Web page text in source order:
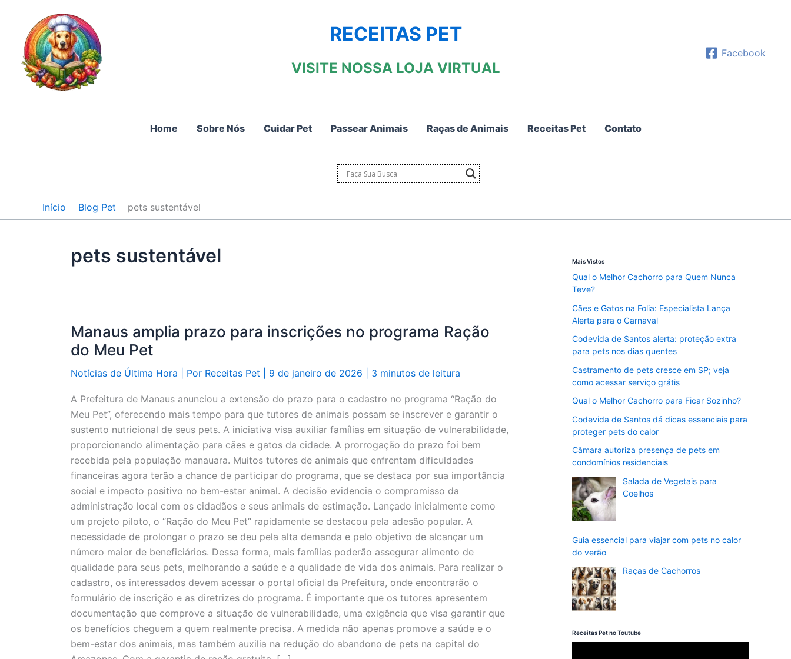
conteúdo
RECEITAS PET
VISITE NOSSA LOJA VIRTUAL
Facebook
Home Sobre Nós Cuidar Pet Passear Animais Raças de Animais Receitas Pet Contato
Início Blog Pet pets sustentável
pets sustentável
Manaus amplia prazo para inscrições no programa Ração
do Meu Pet
Notícias de Última Hora | Por Receitas Pet 9 de janeiro de 2026 3 minutos de leitura
A Prefeitura de Manaus anunciou a extensão do prazo para o cadastro no programa “Ração do
Meu Pet”, oferecendo mais tempo para que tutores de animais possam se inscrever e garantir o
sustento nutricional de seus pets. A iniciativa visa auxiliar famílias em situação de vulnerabilidade,
proporcionando alimentação para cães e gatos da cidade. A prorrogação do prazo foi bem
recebida pela população manauara. Muitos tutores de animais que enfrentam dificuldades
financeiras agora terão a chance de participar do programa, que se destaca por sua importância
social e impacto positivo no bem-estar animal. A decisão evidencia o compromisso da
administração local com os cidadãos e seus animais de estimação. Lançado inicialmente como
um projeto piloto, o “Ração do Meu Pet” rapidamente se destacou pela adesão popular. A
necessidade de prolongar o prazo se deu pela alta demanda e pelo objetivo de alcançar um
número maior de beneficiários. Dessa forma, mais famílias poderão assegurar alimento de
qualidade para seus pets, melhorando a saúde e a qualidade de vida dos animais. Para realizar o
cadastro, os interessados devem acessar o portal oficial da Prefeitura, onde encontrarão o
formulário de inscrição e as diretrizes do programa. É importante que os tutores apresentem
documentação que comprove a situação de vulnerabilidade, uma exigência que visa garantir que
os benefícios cheguem a quem realmente precisa. A medida não apenas promove a saúde e o
bem-estar dos animais, mas também auxilia na redução do abandono de pets na capital do
Mais Vistos
Qual o Melhor Cachorro para Quem Nunca
Teve?
Cães e Gatos na Folia: Especialista Lança
Alerta para o Carnaval
Codevida de Santos alerta: proteção extra
para pets nos dias quentes
Castramento de pets cresce em SP; veja
como acessar serviço grátis
Qual o Melhor Cachorro para Ficar Sozinho?
Codevida de Santos dá dicas essenciais para
proteger pets do calor
Câmara autoriza presença de pets em
condomínios residenciais
Salada de Vegetais para
Coelhos
Guia essencial para viajar com pets no calor
do verão
Raças de Cachorros
Receitas Pet no Toutube